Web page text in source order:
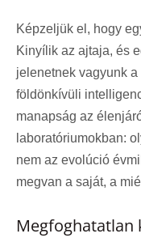
Képzeljük el, hogy
Kinyílik az ajtaja, és
jelenetnek vagyunk
földönkívüli
manapság az
laboratóriumokban:
nem az evolúció
megvan a saját, a
Megfoghatatlan